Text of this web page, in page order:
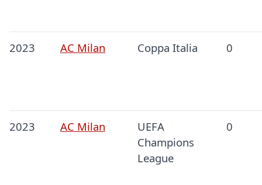
2023 AC Milan Coppa Italia 0
2023 AC Milan
UEFA
Champions
League
0